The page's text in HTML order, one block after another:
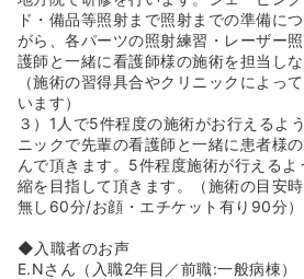
お肌のお悩みの改善が期待でき、ダ
ジングケア治療です。髪の毛よりも
使用してお肌の表面に小さな穴を開
力を高めることで美肌に導く肌再生
◆美容点滴（白玉点滴）とは：美容
止・健康維持など、肌荒れの回復や
ダウンタイムがいらない美白治療で
を高配合した点滴を血管内に直接送
成分を全身へ行き渡らせ、身体の内
導きます！
ド・備品等照射まで照射までの準備に
がら、各パーツの照射練習・レーザー
護師と一緒に看護師様の施術を担当し
（施術の習得具合やクリニックによっ
います）
３）1人で5件程度の施術がお行えるよ
ニックで先輩の看護師と一緒に患者様
んで頂きます。5件程度施術が行える
縮を目指して頂きます。（施術の目安
無し60分/お顔・エチケット有り90分）
◆入職者のお声
E.Nさん（入職2年目／前職:一般病棟）